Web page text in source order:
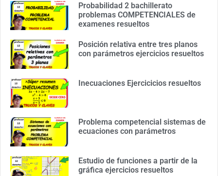
Probabilidad 2 bachillerato
problemas COMPETENCIALES de
examenes resueltos
Posición relativa entre tres planos
con parámetros ejercicios resueltos
Inecuaciones Ejercicicios resueltos
Problema competencial sistemas de
ecuaciones con parámetros
Estudio de funciones a partir de la
gráfica ejercicios resueltos